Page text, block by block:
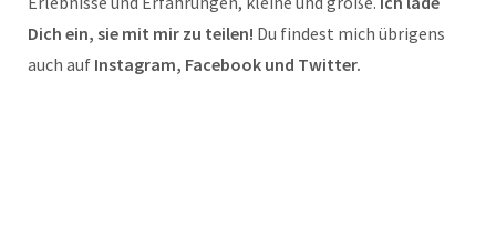
Dich ein, sie mit mir zu teilen! Du findest mich übrigens
auch auf Instagram, Facebook und Twitter.